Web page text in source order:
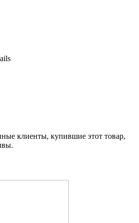
клиенты, купившие этот товар,